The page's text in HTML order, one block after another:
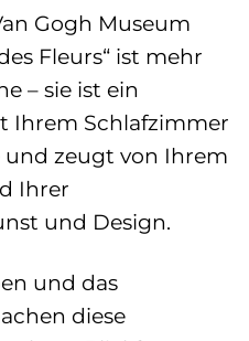
Gogh Museum
Fleurs“ ist mehr
– sie ist ein
Ihrem Schlafzimmer
und zeugt von Ihrem
Ihrer
und Design.
und das
diese